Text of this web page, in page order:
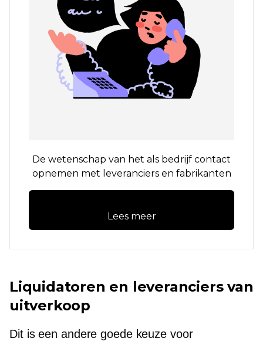
De wetenschap van het als bedrijf contact
opnemen met leveranciers en fabrikanten
Lees meer
Liquidatoren en leveranciers van
uitverkoop
Dit is een andere goede keuze voor